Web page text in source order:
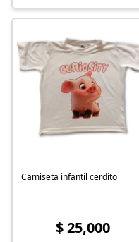
Camiseta infantil cerdito
$ 25,000